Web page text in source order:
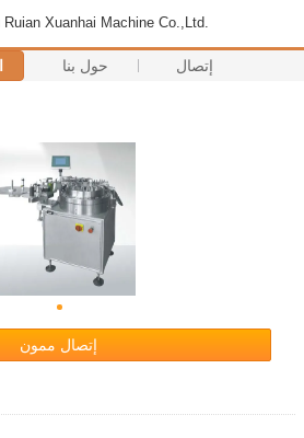
Ruian Xuanhai Machine Co.,Ltd.
حول بنا إتصال
إتصال ممون